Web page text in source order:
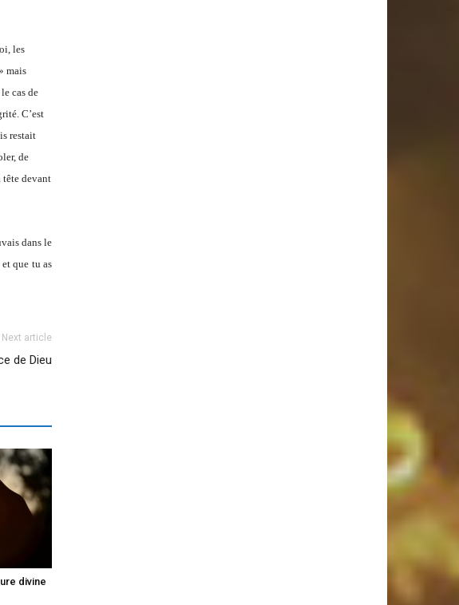
les
mais
cas de
C’est
restait
de
tête devant
dans le
que tu as
Next article
de Dieu
divine